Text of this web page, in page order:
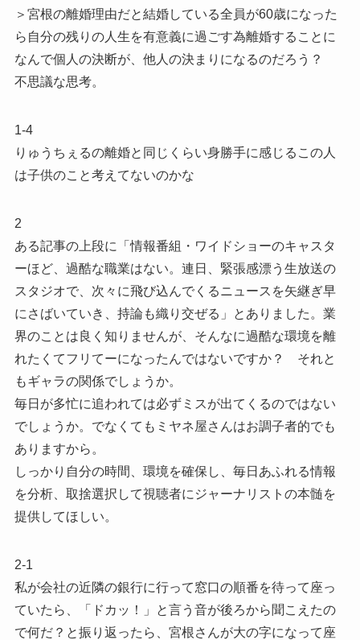
＞宮根の離婚理由だと結婚している全員が60歳になった
ら自分の残りの人生を有意義に過ごす為離婚することに
なんで個人の決断が、他人の決まりになるのだろう？
不思議な思考。
1-4
りゅうちぇるの離婚と同じくらい身勝手に感じるこの人
は子供のこと考えてないのかな
2
ある記事の上段に「情報番組・ワイドショーのキャスタ
ーほど、過酷な職業はない。連日、緊張感漂う生放送の
スタジオで、次々に飛び込んでくるニュースを矢継ぎ早
にさばいていき、持論も織り交ぜる」とありました。業
界のことは良く知りませんが、そんなに過酷な環境を離
れたくてフリてーになったんではないですか？ それと
もギャラの関係でしょうか。
毎日が多忙に追われては必ずミスが出てくるのではない
でしょうか。でなくてもミヤネ屋さんはお調子者的でも
ありますから。
しっかり自分の時間、環境を確保し、毎日あふれる情報
を分析、取捨選択して視聴者にジャーナリストの本髄を
提供してほしい。
2-1
私が会社の近隣の銀行に行って窓口の順番を待って座っ
ていたら、「ドカッ！」と言う音が後ろから聞こえたの
で何だ？と振り返ったら、宮根さんが大の字になって座